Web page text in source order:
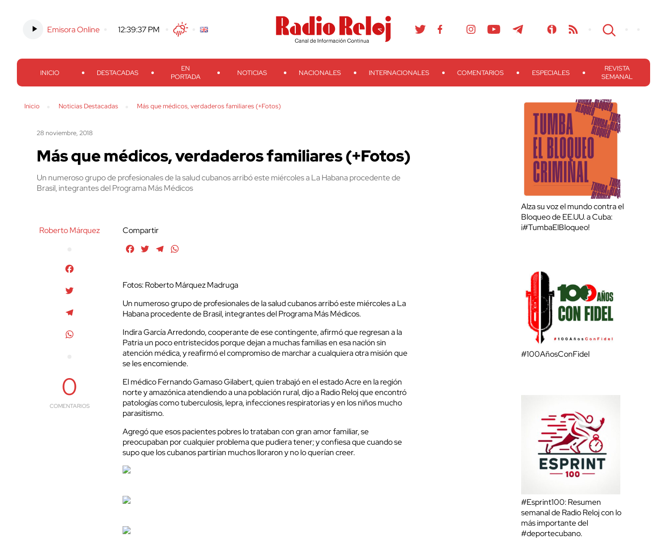
Emisora Online 12:39:38 PM TwitterFacebook
Threads
Instagram TelegramTeveo Ivoox RSS Search
INICIO DESTACADAS
EN
PORTADA
NOTICIAS NACIONALES INTERNACIONALES COMENTARIOS ESPECIALES
REVISTA
SEMANAL
Inicio Noticias Destacadas Más que médicos, verdaderos familiares (+Fotos)
28 noviembre, 2018
Más que médicos, verdaderos familiares (+Fotos)
Un numeroso grupo de profesionales de la salud cubanos arribó este miércoles a La Habana procedente de
Brasil, integrantes del Programa Más Médicos
Roberto Márquez
0
COMENTARIOS
Compartir
FacebookTwitterTelegram
Fotos: Roberto Márquez Madruga
Un numeroso grupo de profesionales de la salud cubanos arribó este miércoles a La
Habana procedente de Brasil, integrantes del Programa Más Médicos.
Indira García Arredondo, cooperante de ese contingente, afirmó que regresan a la
Patria un poco entristecidos porque dejan a muchas familias en esa nación sin
atención médica, y reafirmó el compromiso de marchar a cualquiera otra misión que
se les encomiende.
El médico Fernando Gamaso Gilabert, quien trabajó en el estado Acre en la región
norte y amazónica atendiendo a una población rural, dijo a Radio Reloj que encontró
patologías como tuberculosis, lepra, infecciones respiratorias y en los niños mucho
parasitismo.
Agregó que esos pacientes pobres lo trataban con gran amor familiar, se
preocupaban por cualquier problema que pudiera tener; y confiesa que cuando se
supo que los cubanos partirían muchos lloraron y no lo querían creer.
Alza su voz el mundo contra el
Bloqueo de EE.UU. a Cuba:
¡#TumbaElBloqueo!
#100AñosConFidel
#Esprint100: Resumen
semanal de Radio Reloj con lo
más importante del
#deportecubano.